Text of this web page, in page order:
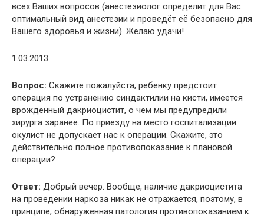
всех Ваших вопросов (анестезиолог определит для Вас
оптимальный вид анестезии и проведёт её безопасно для
Вашего здоровья и жизни). Желаю удачи!
1.03.2013
Вопрос: Скажите пожалуйста, ребенку предстоит
операция по устранению синдактилии на кисти, имеется
врожденный дакриоцистит, о чем мы предупредили
хирурга заранее. По приезду на место госпитализации
окулист не допускает нас к операции. Скажите, это
действительно полное противопоказание к плановой
операции?
Ответ: Добрый вечер. Вообще, наличие дакриоцистита
на проведении наркоза никак не отражается, поэтому, в
принципе, обнаруженная патология противопоказанием к